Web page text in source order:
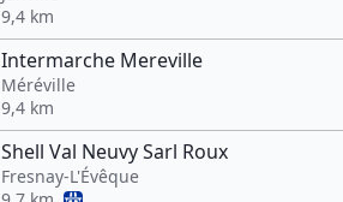
9,4 km
Intermarche Mereville
Méréville
9,4 km
Shell Val Neuvy Sarl Roux
Fresnay-L'Évêque